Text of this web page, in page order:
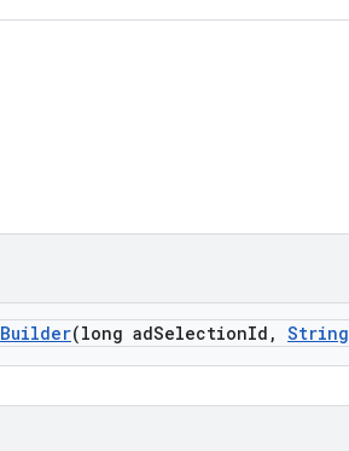
Builder(long adSelectionId , String